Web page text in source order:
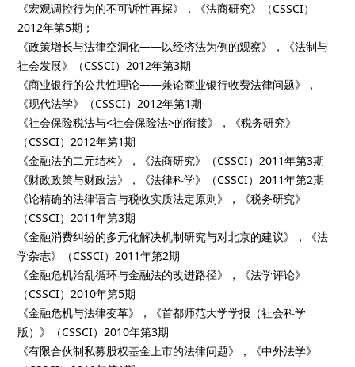
《宏观调控行为的不可诉性再探》，《法商研究》（CSSCI）
2012年第5期；
《政策增长与法律空洞化——以经济法为例的观察》，《法制与
社会发展》（CSSCI）2012年第3期
《商业银行的公共性理论——兼论商业银行收费法律问题》，
《现代法学》（CSSCI）2012年第1期
《社会保险税法与<社会保险法>的衔接》，《税务研究》
（CSSCI）2012年第1期
《金融法的二元结构》，《法商研究》（CSSCI）2011年第3期
《财政政策与财政法》，《法律科学》（CSSCI）2011年第2期
《论精确的法律语言与税收实质法定原则》，《税务研究》
（CSSCI）2011年第3期
《金融消费纠纷的多元化解决机制研究与对北京的建议》，《法
学杂志》（CSSCI）2011年第2期
《金融危机治乱循环与金融法的改进路径》，《法学评论》
（CSSCI）2010年第5期
《金融危机与法律变革》，《首都师范大学学报（社会科学
版）》（CSSCI）2010年第3期
《有限合伙制私募股权基金上市的法律问题》，《中外法学》